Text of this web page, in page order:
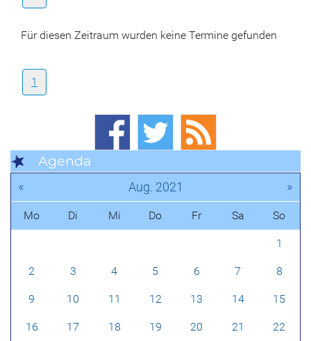
Für diesen Zeitraum wurden keine Termine gefunden
1
Agenda
« Aug. 2021 »
Mo Di Mi Do Fr Sa So
1
2 3 4 5 6 7 8
9 10 11 12 13 14 15
16 17 18 19 20 21 22